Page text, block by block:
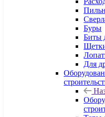
Буры
Биты
Для